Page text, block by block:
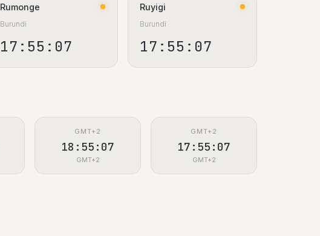
Rumonge
Burundi
17:55:08
Ruyigi
Burundi
17:55:08
GMT+2
18:55:08
GMT+2
GMT+2
17:55:08
GMT+2